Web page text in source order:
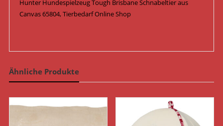
Hunter Hundespielzeug Tough Brisbane Schnabeltier aus
Canvas 65804, Tierbedarf Online Shop
Ähnliche Produkte